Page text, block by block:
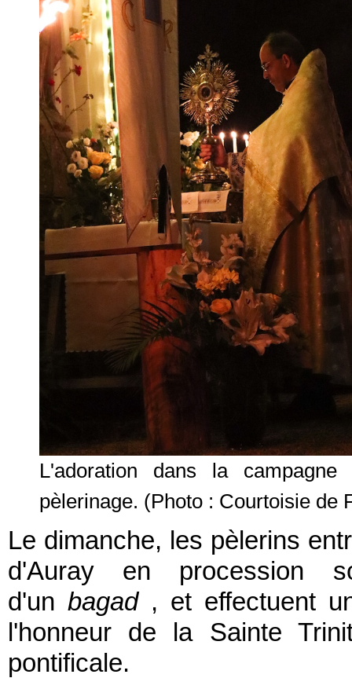
L'adoration dans la
pèlerinage. (Photo : Courtoisie de
Le dimanche, les pèlerins
d'Auray en procession
d'unbagad, et effectuent
l'honneur de la Sainte
pontificale.